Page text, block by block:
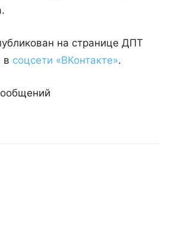
на странице ДПТ
в соцсети «ВКонтакте».